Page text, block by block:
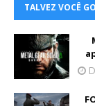
TALVEZ VOCÊ